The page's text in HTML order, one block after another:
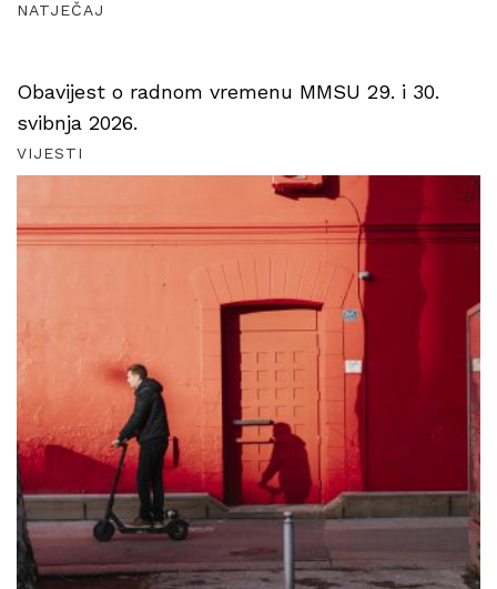
NATJEČAJ
Obavijest o radnom vremenu MMSU 29. i 30.
svibnja 2026.
VIJESTI